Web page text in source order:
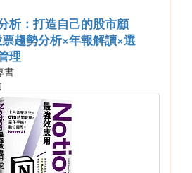
析：打造自己的股市顧
趨勢分析×年報解讀×選
理
書